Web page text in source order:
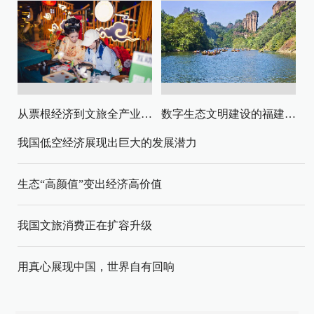
从票根经济到文旅全产业链升级 数字生态文明建设的福建路径与启示
我国低空经济展现出巨大的发展潜力
生态“高颜值”变出经济高价值
我国文旅消费正在扩容升级
用真心展现中国，世界自有回响